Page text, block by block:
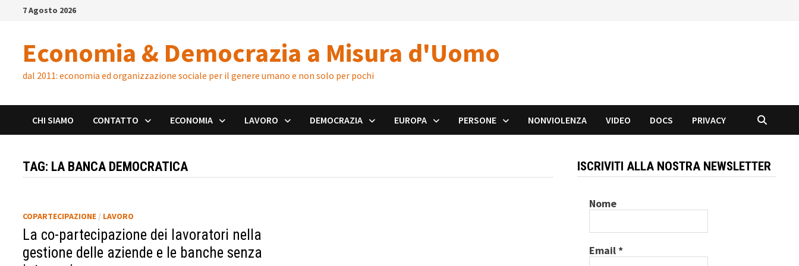
7 Agosto 2026
Economia & Democrazia a Misura d'Uomo
dal 2011: economia ed organizzazione sociale per il genere umano e non solo per pochi
CHI SIAMO CONTATTO ECONOMIA LAVORO DEMOCRAZIA EUROPA PERSONE NONVIOLENZA VIDEO DOCS PRIVACY
TAG: LA BANCA DEMOCRATICA
COPARTECIPAZIONE / LAVORO
La co-partecipazione dei lavoratori nella
gestione delle aziende e le banche senza
ISCRIVITI ALLA NOSTRA NEWSLETTER
Nome
Email*